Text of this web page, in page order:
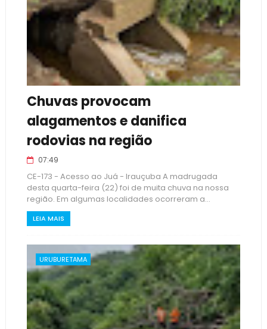
Chuvas provocam
alagamentos e danifica
rodovias na região
07:49
CE-173 - Acesso ao Juá - Irauçuba A madrugada
desta quarta-feira (22) foi de muita chuva na nossa
região. Em algumas localidades ocorreram a...
LEIA MAIS
URUBURETAMA